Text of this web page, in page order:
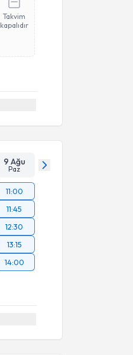
Takvim
kapalıdır
9 Ağu
Paz
11:00
11:45
12:30
13:15
14:00